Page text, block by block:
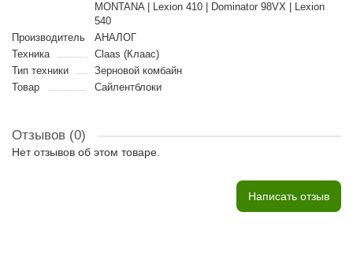
MONTANA | Lexion 410 | Dominator 98VX | Lexion
540
Производитель
АНАЛОГ
Техника
Claas (Клаас)
Тип техники
Зерновой комбайн
Товар
Сайлентблоки
Отзывов (0)
Нет отзывов об этом товаре.
Написать отзыв